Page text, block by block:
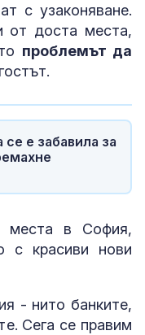
с узаконяване.
от доста места,
проблемът да
е забавила за
места в София,
с красиви нови
- нито банките,
Сега се правим